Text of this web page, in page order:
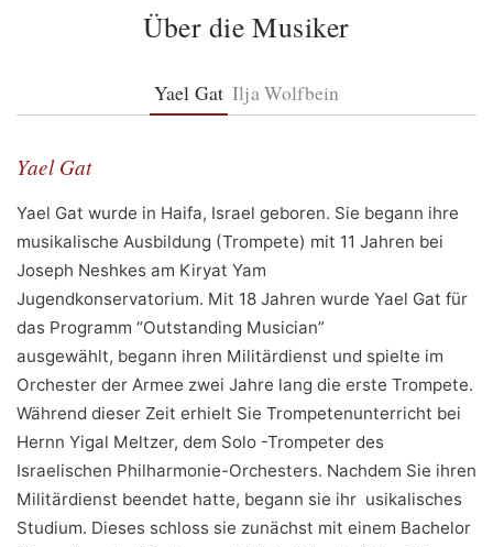
Über die Musiker
Yael Gat Ilja Wolfbein
Yael Gat
Yael Gat wurde in Haifa, Israel geboren. Sie begann ihre
musikalische Ausbildung (Trompete) mit 11 Jahren bei
Joseph Neshkes am Kiryat Yam
Jugendkonservatorium. Mit 18 Jahren wurde Yael Gat für
das Programm “Outstanding Musician”
ausgewählt, begann ihren Militärdienst und spielte im
Orchester der Armee zwei Jahre lang die erste Trompete.
Während dieser Zeit erhielt Sie Trompetenunterricht bei
Hernn Yigal Meltzer, dem Solo -Trompeter des
Israelischen Philharmonie-Orchesters. Nachdem Sie ihren
Militärdienst beendet hatte, begann sie ihr usikalisches
Studium. Dieses schloss sie zunächst mit einem Bachelor